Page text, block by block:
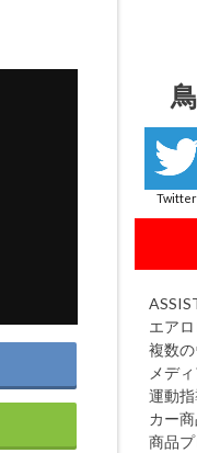
Twitter
エア
複数
メデ
運動
カー
商品